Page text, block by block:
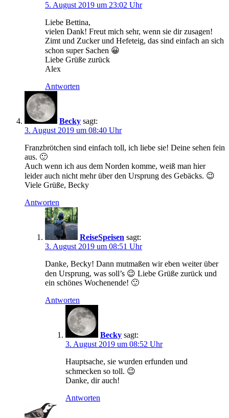
5. August 2019 um 23:02 Uhr
Liebe Bettina,
vielen Dank! Freut mich sehr, wenn sie dir zusagen!
Zimt und Zucker und Hefeteig, das sind einfach an sich
schon super Sachen 😀
Liebe Grüße zurück
Alex
Antworten
Becky sagt:
3. August 2019 um 08:40 Uhr
Franzbrötchen sind einfach toll, ich liebe sie! Deine sehen fein
aus. 🙂
Auch wenn ich aus dem Norden komme, weiß man hier
leider auch nicht mehr über den Ursprung des Gebäcks. 😉
Viele Grüße, Becky
Antworten
ReiseSpeisen sagt:
3. August 2019 um 08:51 Uhr
Danke, Becky! Dann mutmaßen wir eben weiter über
den Ursprung, was soll’s 😉 Liebe Grüße zurück und
ein schönes Wochenende! 🙂
Antworten
Becky sagt:
3. August 2019 um 08:52 Uhr
Hauptsache, sie wurden erfunden und
schmecken so toll. 😉
Danke, dir auch!
Antworten